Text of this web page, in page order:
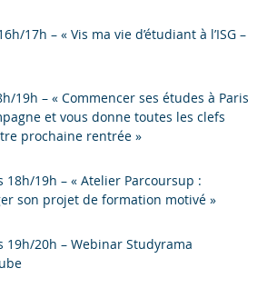
17h – « Vis ma vie d’étudiant à l’ISG –
19h – « Commencer ses études à Paris
et vous donne toutes les clefs
prochaine rentrée »
18h/19h – « Atelier Parcoursup :
son projet de formation motivé »
19h/20h – Webinar Studyrama